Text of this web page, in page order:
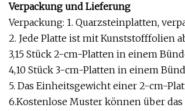
Verpackung und Lieferung
Verpackung: 1. Quarzsteinplatten,
2. Jede Platte ist mit Kunststofffolien
3,15 Stück 2-cm-Platten in einem
4,10 Stück 3-cm-Platten in einem
5. Das Einheitsgewicht einer 2-cm-
6.Kostenlose Muster können über